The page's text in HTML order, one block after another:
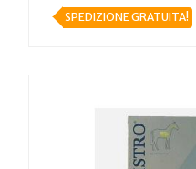
SPEDIZIONE GRATUITA!